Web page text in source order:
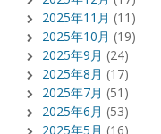
2025年11月 (11)
2025年10月 (19)
2025年9月 (24)
2025年8月 (17)
2025年7月 (51)
2025年6月 (53)
2025年5月 (16)